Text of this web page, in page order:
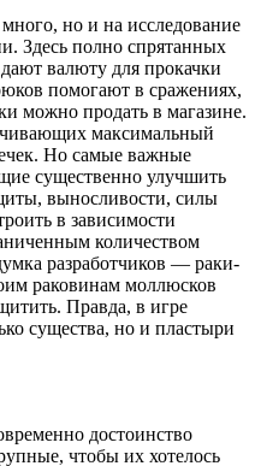
много, но и на исследование
Здесь полно спрятанных
валюту для прокачки
помогают в сражениях,
можно продать в магазине.
максимальный
Но самые важные
существенно улучшить
выносливости, силы
в зависимости
количеством
разработчиков — раки-
раковинам моллюсков
Правда, в игре
существа, но и пластыри
достоинство
чтобы их хотелось